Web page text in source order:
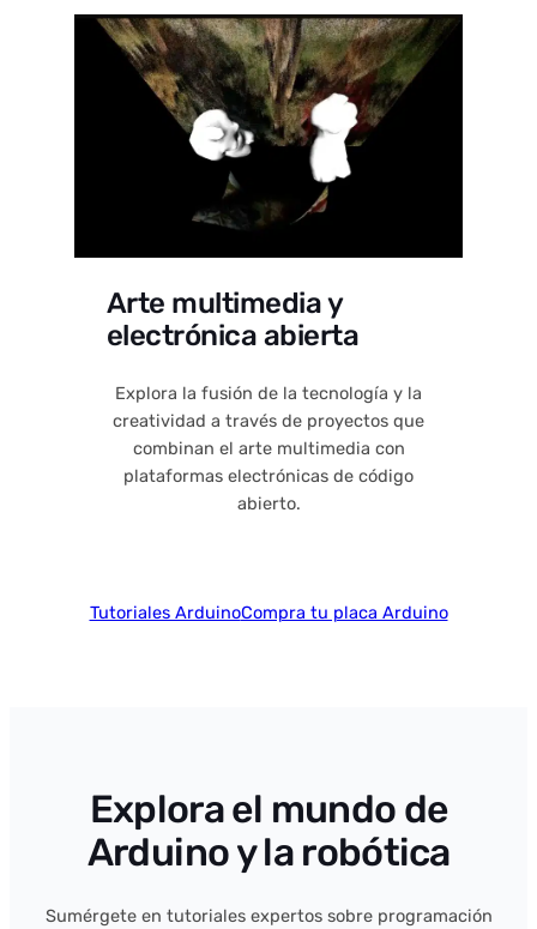
Arte multimedia y
electrónica abierta
Explora la fusión de la tecnología y la
creatividad a través de proyectos que
combinan el arte multimedia con
plataformas electrónicas de código
abierto.
Tutoriales ArduinoCompra tu placa Arduino
Explora el mundo de
Arduino y la robótica
Sumérgete en tutoriales expertos sobre programación